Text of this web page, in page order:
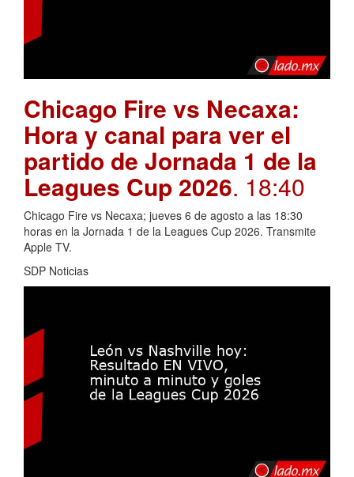
Chicago Fire vs Necaxa:
Hora y canal para ver el
partido de Jornada 1 de la
Leagues Cup 2026. 18:40
Chicago Fire vs Necaxa; jueves 6 de agosto a las 18:30
horas en la Jornada 1 de la Leagues Cup 2026. Transmite
Apple TV.
SDP Noticias